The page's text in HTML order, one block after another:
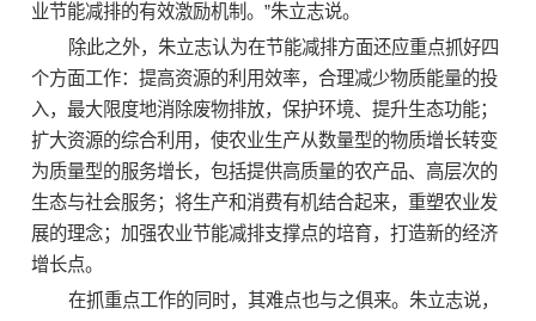
业节能减排的有效激励机制。”朱立志说。
除此之外，朱立志认为在节能减排方面还应重点抓好四
个方面工作：提高资源的利用效率，合理减少物质能量的投
入，最大限度地消除废物排放，保护环境、提升生态功能；
扩大资源的综合利用，使农业生产从数量型的物质增长转变
为质量型的服务增长，包括提供高质量的农产品、高层次的
生态与社会服务；将生产和消费有机结合起来，重塑农业发
展的理念；加强农业节能减排支撑点的培育，打造新的经济
增长点。
在抓重点工作的同时，其难点也与之俱来。朱立志说，